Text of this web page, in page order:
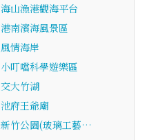
海山漁港觀海平台
港南濱海風景區
風情海岸
小叮噹科學遊樂區
交大竹湖
池府王爺廟
新竹公園(玻璃工藝…